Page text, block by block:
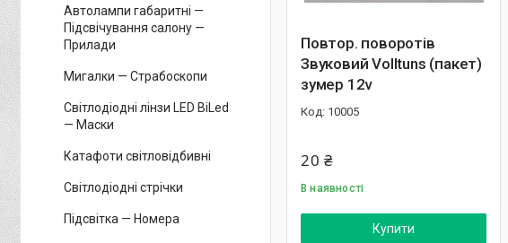
Повтор. поворотів
Звуковий Volltuns (пакет)
зумер 12v
10005
20 ₴
В наявності
Купити
Автолампи габаритні —
Підсвічування салону —
Прилади
Мигалки — Страбоскопи
Світлодіодні лінзи LED BiLed
— Маски
Катафоти світловідбивні
Світлодіодні стрічки
Підсвітка — Номера